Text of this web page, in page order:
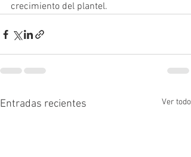
crecimiento del plantel.
Entradas recientes Ver todo